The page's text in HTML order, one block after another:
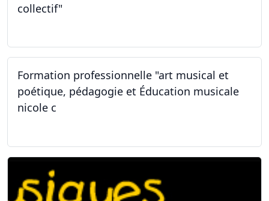
collectif"
Formation professionnelle "art musical et
poétique, pédagogie et Éducation musicale
nicole c